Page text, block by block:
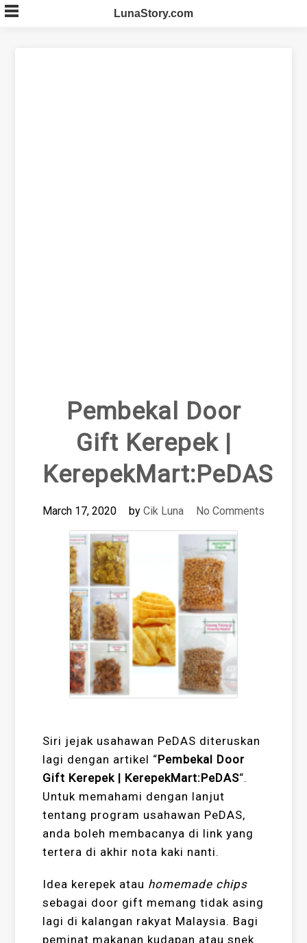
Skip
to
LunaStory.com
Pembekal Door
Gift Kerepek |
KerepekMart:PeDAS
March 17, 2020 by Cik Luna No Comments
Siri jejak usahawan PeDAS diteruskan
lagi dengan artikel “Pembekal Door
Gift Kerepek | KerepekMart:PeDAS“.
Untuk memahami dengan lanjut
tentang program usahawan PeDAS,
anda boleh membacanya di link yang
tertera di akhir nota kaki nanti.
Idea kerepek atau homemade chips
sebagai door gift memang tidak asing
lagi di kalangan rakyat Malaysia. Bagi
peminat makanan kudapan atau snek